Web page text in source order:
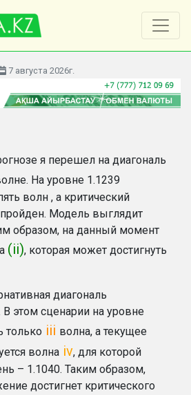
7 августа 2026г.
я перешел на диагональ
На уровне 1.1239
волн , а критический
Модель выглядит
образом, на данный момент
(ii), которая может достигнуть
диагональ
этом сценарии на уровне
только iii волна, а текущее
волна iv, для которой
– 1.1040. Таким образом,
достигнет критического